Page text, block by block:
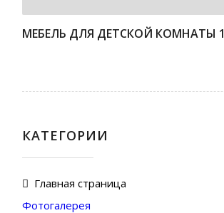
МЕБЕЛЬ ДЛЯ ДЕТСКОЙ КОМНАТЫ 1
КАТЕГОРИИ
Главная страница
Фотогалерея